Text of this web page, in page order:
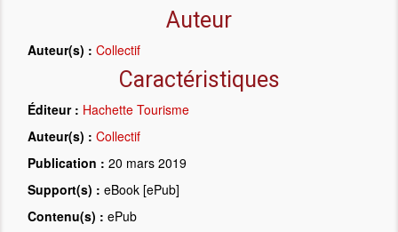
Auteur
Auteur(s) : Collectif
Caractéristiques
Éditeur : Hachette Tourisme
Auteur(s) : Collectif
Publication : 20 mars 2019
Support(s) : eBook [ePub]
Contenu(s) : ePub